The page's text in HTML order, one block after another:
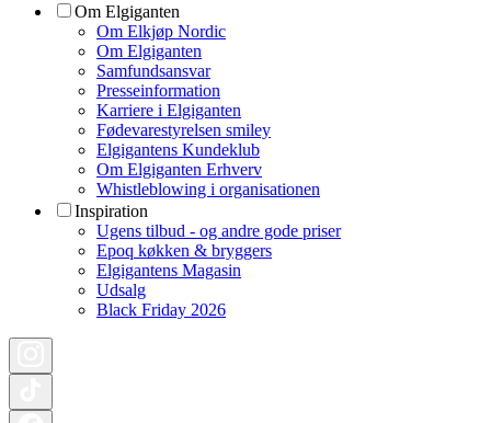
Om Elgiganten
Om Elkjøp Nordic
Om Elgiganten
Samfundsansvar
Presseinformation
Karriere i Elgiganten
Fødevarestyrelsen smiley
Elgigantens Kundeklub
Om Elgiganten Erhverv
Whistleblowing i organisationen
Inspiration
Ugens tilbud - og andre gode priser
Epoq køkken & bryggers
Elgigantens Magasin
Udsalg
Black Friday 2026